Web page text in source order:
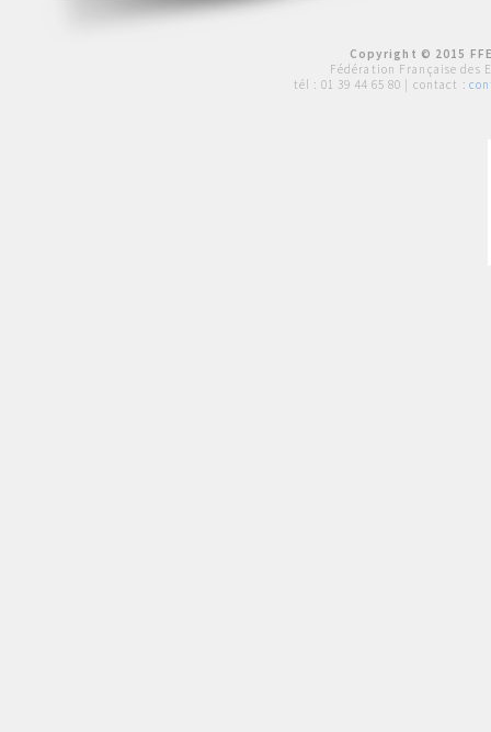
Copyright © 2015
Fédération Française des
tél : 01 39 44 65 80 | contact :